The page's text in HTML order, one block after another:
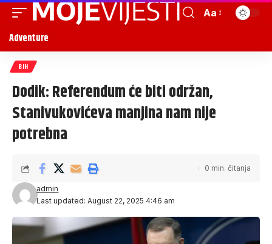
Aa
Adventure
BIH
Dodik: Referendum će biti održan,
Stanivukovićeva manjina nam nije
potrebna
Last updated: August 22, 2025 4:46 am
admin
0 min. čitanja